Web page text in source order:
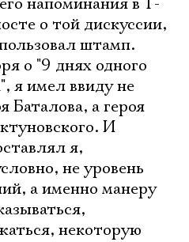
о той дискуссии,
штамп.
о "9 днях одного
я имел ввиду не
Баталова, а героя
И
я,
не уровень
а именно манеру
некоторую